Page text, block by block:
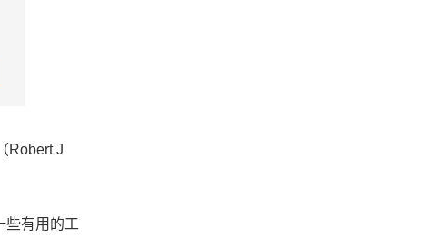
Robert J
些有用的工